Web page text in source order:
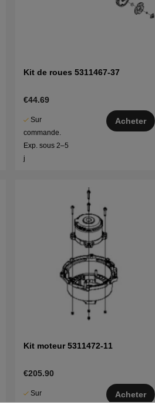
Kit de roues 5311467-37
€44.69
Sur
commande.
Exp. sous 2–5
j
Acheter
Kit moteur 5311472-11
€205.90
Sur
Acheter